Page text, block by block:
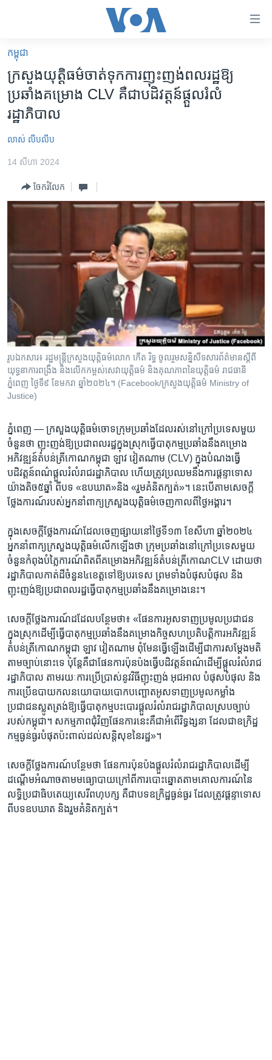
គេហទំព័រ​
ទាក់ទង
រំលង​
និង​
ចូល​
ទំព័រ​
ព័ត៌មាន​​
រំលង​
ទំព័រ​
រំលង​
ទៅ​
កាន់​
ទំព័រ​
ស្វែង​
កម្ពុជា
អន្តរជាតិ
អាមេរិក
ព្រឹត្តិការណ៍ព័ត៌មាន
កម្មវិធីទាំងអស់
បណ្តាញ​សង្គម
ភាសា
កម្ពុជា
ក្រសួង​យុត្តិធម៌​ចាត់​ទុក​ការ​ញុះញង់​ពលរដ្ឋ​ឱ្យ​
ប្រឆាំង​គម្រោង​ CLV ​គឺ​ជា​បដិវត្តន៍​ផ្តួល​រំលំ​
រដ្ឋាភិបាល
លាស់ លីបលីប
14 សីហា 2024
ចែករំលែក
រូបឯកសារ៖ រដ្ឋមន្ត្រី​ក្រសួង​យុត្តិធម៌​លោក កើត រិទ្ធ ចូលរួម​សន្និសីទសារព័ត៌មាន​ស្តីពី​
យុទ្ធនាការពង្រឹង និងលើកកម្ពស់សេវាយុត្តិធម៌ និងគុណភាពនៃយុត្តិធម៌ រាជធានី
ភ្នំពេញ ថ្ងៃទី៩ ខែមករា ឆ្នាំ២០២៤។ (Facebook/ក្រសួងយុត្តិធម៌ Ministry of
Justice)
ភ្នំពេញ — ក្រសួង​យុត្តិធម៌​ចោទ​ក្រុម​ប្រឆាំង​ដែល​រស់​នៅ​ក្រៅ​ប្រទេស​មួយ​
ចំនួន​ថា​ ​ញុះញង់​ឱ្យ​ប្រជា​ពលរដ្ឋ​ក្នុង​ស្រុក​ធ្វើ​បាតុកម្ម​ប្រឆាំង​នឹង​គម្រោង​
អភិវឌ្ឍន៍​តំបន់​ត្រីកោណ​កម្ពុជា​ ឡាវ​ វៀតណាម ​(CLV)​ ក្នុង​បំណង​ធ្វើ​
បដិវត្តន៍​ពណ៌​ផ្តួល​រំលំ​រាជ​រដ្ឋាភិបាល​ ​ហើយ​ត្រូវ​ប្រឈម​នឹង​ការ​ផ្តន្ទា​ទោស​
យ៉ាង​តិច​៥​ឆ្នាំ ​ពីបទ​ «ឧប​ឃាត»​និង​ «រួម​គំនិត​ក្បត់»។​ នេះ​បើ​តាម​សេចក្តី​
ថ្លែង​ការណ៍​របស់​អ្នក​នាំពាក្យ​ក្រសួង​យុត្តិធម៌​ចេញ​កាល​ពីថ្ងៃ​អង្គារ។
ក្នុង​សេចក្តី​ថ្លែង​ការណ៍​ដែល​ចេញ​ផ្សាយ​នៅ​ថ្ងៃទី​១៣ ​ខែ​សីហា ​ឆ្នាំ​២០២៤​ ​
អ្នកនាំ​ពាក្យ​ក្រសួង​យុត្តិធម៌​លើក​ឡើង​ថា ​ក្រុម​ប្រឆាំង​នៅ​ក្រៅ​ប្រទេស​មួយ​
ចំនួន​កំពុង​បំភ្លៃ​ការណ៍​ពិត​ពី​គម្រោង​អភិវឌ្ឍន៍​តំបន់​ត្រីកោណ​CLV ​ដោយ​ថា​
រដ្ឋាភិបាល​កាត់​ដី​ចំនួន​៤​ខេត្ត​ទៅ​ឱ្យ​បរទេស ​ព្រម​ទាំង​បំផុស​បំផុល​ និង​
ញុះញង់​ឱ្យ​ប្រជា​ពលរដ្ឋ​ធ្វើ​បាតុកម្ម​ប្រឆាំង​នឹង​គម្រោង​នេះ។ ​
សេចក្តី​ថ្លែង​ការណ៍​ដដែល​បន្ថែម​ថា៖​ «ផែនការ​អូសទាញ​ប្រមូល​ប្រជាជន​
ក្នុង​ស្រុក​ដើម្បី​ធ្វើ​បាតុកម្ម​ប្រឆាំង​នឹង​គម្រោង​កិច្ច​សហ​ប្រតិបត្តិ​ការ​អភិវឌ្ឍន៍​
តំបន់​ត្រីកោណ​កម្ពុជា ​ឡាវ ​វៀតណាម ​ពុំ​មែន​ធ្វើ​ឡើង​ដើម្បី​ជា​ការ​សម្តែង​មតិ​
តាម​ច្បាប់​នោះ​ទេ ​ប៉ុន្តែ​គឺ​ជា​ផែន​ការ​ប៉ុនប៉ង​ធ្វើ​បដិវត្តន៍​ពណ៌​ដើម្បី​ផ្តួល​រំលំ​រាជ​
រដ្ឋាភិបាល ​តាម​រយៈ​ការប្រើ​ប្រាស់​នូវ​វិធី​ញុះញង់​ អុជអាល ​បំផុស​បំផុល ​និង​
ការ​ប្រើ​ឧបាយ​កល​នយោបាយ​បោក​បញ្ឆោត​អូសទាញ​ប្រមូល​កម្លាំង​
ប្រជាជន​ស្លូត​ត្រង់​ឱ្យ​ធ្វើ​បាតុកម្ម​បះបោរ​ផ្តួល​រំលំ​រាជ​រដ្ឋាភិបាល​ស្រប​ច្បាប់​
របស់​កម្ពុជា។ ​សកម្ម​ភាព​ជុំវិញ​ផែនការ​នេះ​គឺ​ជា​អំពើ​វិទ្ធង្សនា​ ដែល​ជា​ឧក្រិដ្ឋ​
កម្ម​ធ្ងន់ធ្ងរ​បំផុត​ប៉ះពាល់​ដល់​សន្តិសុខ​នៃ​រដ្ឋ»។​
សេចក្តី​ថ្លែង​ការណ៍​បន្ថែម​ថា ​ផែនការ​ប៉ុនប៉ង​ផ្តួល​រំលំ​រាជរដ្ឋាភិបាល​ដើម្បី​
ដណ្តើម​អំណាច​តាម​មធ្យោបាយ​ក្រៅ​ពី​ការ​បោះឆ្នោត​តាម​គោល​ការណ៍​នៃ​
លទ្ធិ​ប្រជា​ធិបតេយ្យ​សេរីពហុ​បក្ស ​គឺ​ជា​បទ​ឧក្រិដ្ឋ​ធ្ងន់ធ្ងរ​ ដែល​ត្រូវ​ផ្តន្ទាទោស​
ពី​បទ​ឧបឃាត ​និង​រួម​គំនិត​ក្បត់។​